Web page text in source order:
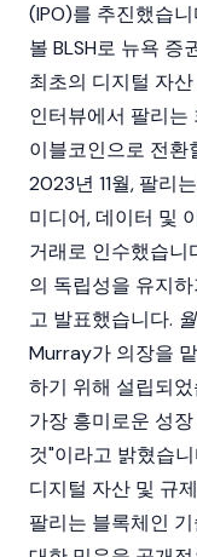
(IPO)를 추진했습
볼 BLSH로 뉴욕 증
최초의 디지털 자
인터뷰에서 팔리는
이블코인으로 전환
2023년 11월, 팔리는
미디어, 데이터 및
거래로 인수했습니
의 독립성을 유지
고 발표했습니다.
Murray가 의장을
하기 위해 설립되
가장 흥미로운 성
것"이라고 밝혔습니
디지털 자산 및 규
팔리는 블록체인